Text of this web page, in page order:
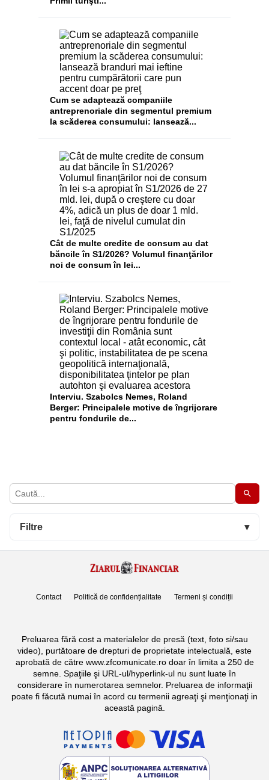
Filtre ▾
Cum se adaptează companiile
antreprenoriale din segmentul premium
la scăderea consumului: lansează...
Cât de multe credite de consum au dat
băncile în S1/2026? Volumul finanţărilor
noi de consum în lei...
Interviu. Szabolcs Nemes, Roland
Berger: Principalele motive de îngrijorare
pentru fondurile de...
Contact Politică de confidențialitate Termeni și condiții
Preluarea fără cost a materialelor de presă (text, foto si/sau
video), purtătoare de drepturi de proprietate intelectuală, este
aprobată de către www.zfcomunicate.ro doar în limita a 250 de
semne. Spaţiile şi URL-ul/hyperlink-ul nu sunt luate în
considerare în numerotarea semnelor. Preluarea de informaţii
poate fi făcută numai în acord cu termenii agreaţi şi menţionaţi in
această pagină.